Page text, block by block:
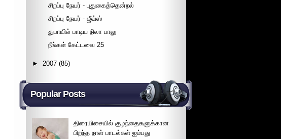
சிறப்பு நேயர் - புதுகைத்தென்றல்
சிறப்பு நேயர் - ஜீவ்ஸ்
துபாயில் பாடிய நிலா பாலு
நீங்கள் கேட்டவை 25
► 2007 (85)
Popular Posts
திரையிசையில் குழந்தைகளுக்கான
பிறந்த நாள் பாடல்கள் ஐம்பது